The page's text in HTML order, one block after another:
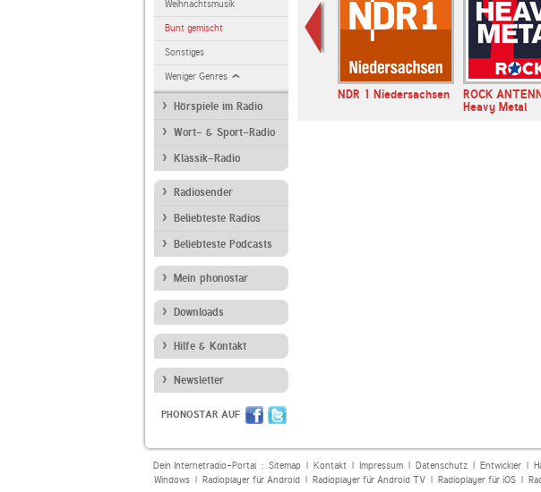
Weihnachtsmusik
Bunt gemischt
Sonstiges
Weniger Genres
Hörspiele im Radio
Wort- & Sport-Radio
Klassik-Radio
Radiosender
Beliebteste Radios
Beliebteste Podcasts
Mein phonostar
Downloads
Hilfe & Kontakt
Newsletter
PHONOSTAR AUF
NDR 1 Niedersachsen
ROCK
Heavy Metal
Dein Internetradio-Portal : Sitemap| Kontakt| Impressum| Datenschutz| Entwickler|
Windows| Radioplayer für Android| Radioplayer für Android TV| Radioplayer für iOS|